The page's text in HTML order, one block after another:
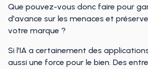
Que pouvez-vous donc faire pour
d'avance sur les menaces et
votre marque ?
Si l'IA a certainement des
aussi une force pour le bien. Des